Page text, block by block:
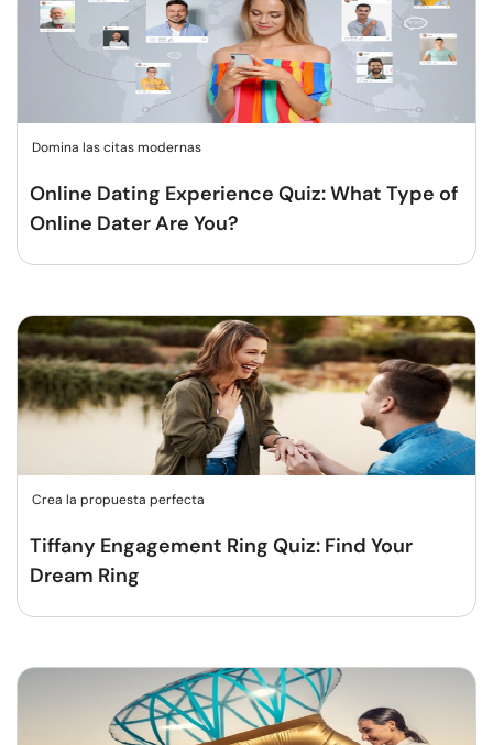
Domina las citas modernas
Online Dating Experience Quiz: What Type of
Online Dater Are You?
Crea la propuesta perfecta
Tiffany Engagement Ring Quiz: Find Your
Dream Ring